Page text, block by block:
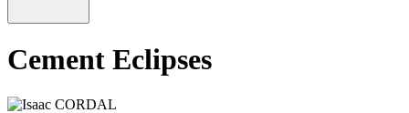
Cement Eclipses